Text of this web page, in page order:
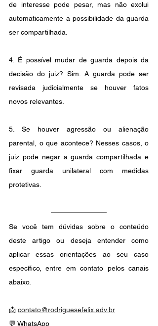
de interesse pode pesar, mas não exclui
automaticamente a possibilidade da guarda
ser compartilhada.
4. É possível mudar de guarda depois da
decisão do juiz? Sim. A guarda pode ser
revisada judicialmente se houver fatos
novos relevantes.
5. Se houver agressão ou alienação
parental, o que acontece? Nesses casos, o
juiz pode negar a guarda compartilhada e
fixar guarda unilateral com medidas
protetivas.
Se você tem dúvidas sobre o conteúdo
deste artigo ou deseja entender como
aplicar essas orientações ao seu caso
específico, entre em contato pelos canais
abaixo.
📩 contato@rodriguesefelix.adv.br
💬 WhatsApp